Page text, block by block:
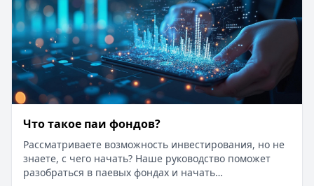
наличии действующих просрочек.
Что такое паи фондов?
Рассматриваете возможность инвестирования, но не
знаете, с чего начать? Наше руководство поможет
разобраться в паевых фондах и начать